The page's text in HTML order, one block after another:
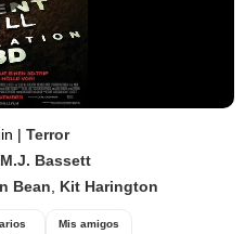
| Terror
M.J. Bassett
Bean Kit Harington
Mis amigos